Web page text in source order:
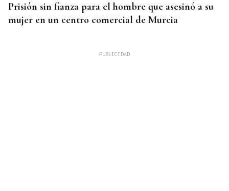
Prisión sin fianza para el hombre que asesinó a su
mujer en un centro comercial de Murcia